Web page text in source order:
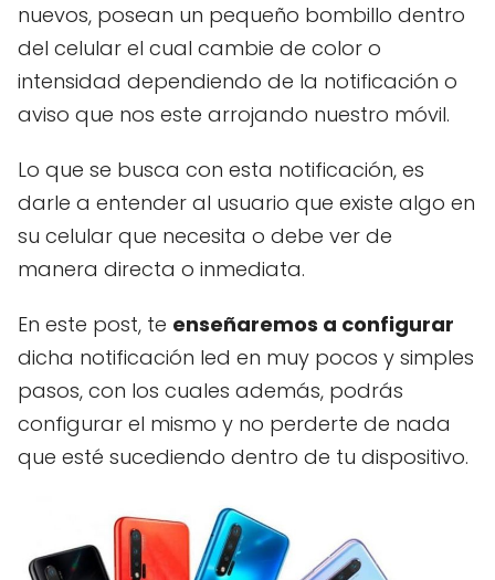
nuevos, posean un pequeño bombillo dentro
del celular el cual cambie de color o
intensidad dependiendo de la notificación o
aviso que nos este arrojando nuestro móvil.
Lo que se busca con esta notificación, es
darle a entender al usuario que existe algo en
su celular que necesita o debe ver de
manera directa o inmediata.
En este post, te enseñaremos a configurar
dicha notificación led en muy pocos y simples
pasos, con los cuales además, podrás
configurar el mismo y no perderte de nada
que esté sucediendo dentro de tu dispositivo.